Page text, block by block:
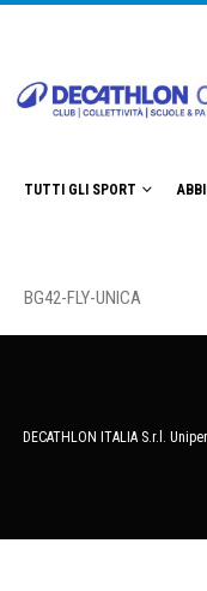
TUTTI GLI SPORT
BG42-FLY-UNICA
DECATHLON ITALIA S.r.l.